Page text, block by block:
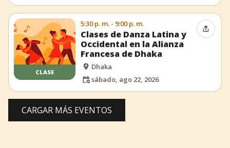
CLASE
5:30 p. m. - 9:00 p. m.
Clases de Danza Latina y
Occidental en la Alianza
Francesa de Dhaka
Dhaka
sábado, ago 22, 2026
CARGAR MÁS EVENTOS